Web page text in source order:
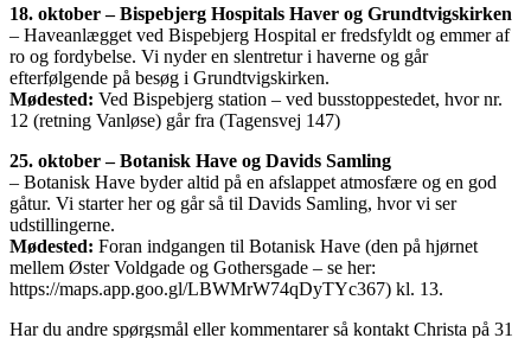
18. oktober – Bispebjerg Hospitals Haver og Grundtvigskirken
– Haveanlægget ved Bispebjerg Hospital er fredsfyldt og emmer af
ro og fordybelse. Vi nyder en slentretur i haverne og går
efterfølgende på besøg i Grundtvigskirken.
Mødested: Ved Bispebjerg station – ved busstoppestedet, hvor nr.
12 (retning Vanløse) går fra (Tagensvej 147)
25. oktober – Botanisk Have og Davids Samling
– Botanisk Have byder altid på en afslappet atmosfære og en god
gåtur. Vi starter her og går så til Davids Samling, hvor vi ser
udstillingerne.
Mødested: Foran indgangen til Botanisk Have (den på hjørnet
mellem Øster Voldgade og Gothersgade – se her:
https://maps.app.goo.gl/LBWMrW74qDyTYc367) kl. 13.
Har du andre spørgsmål eller kommentarer så kontakt Christa på 31